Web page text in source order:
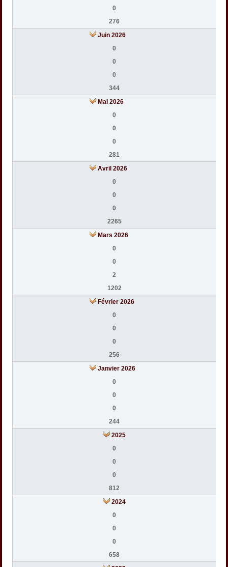
0
276
Juin 2026
0
0
0
344
Mai 2026
0
0
0
281
Avril 2026
0
0
0
2265
Mars 2026
0
0
2
1202
Février 2026
0
0
0
256
Janvier 2026
0
0
0
244
2025
0
0
0
812
2024
0
0
0
658